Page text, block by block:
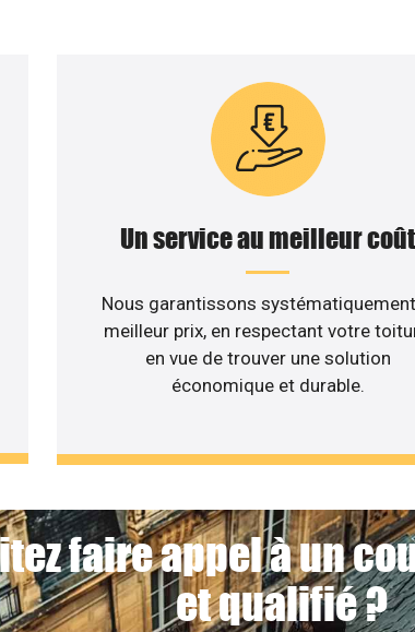
Un service au meilleur coût
Nous garantissons
meilleur prix, en respectant votre
en vue de trouver une solution
économique et durable.
faire appel à un
et qualifié ?